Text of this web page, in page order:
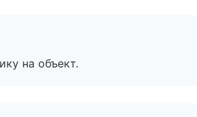
на объект.